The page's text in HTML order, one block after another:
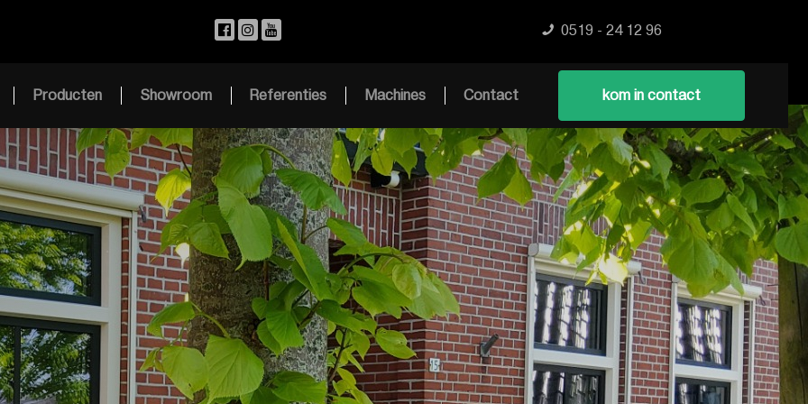
0519 - 24 12 96
Producten Showroom Referenties Machines Contact kom in contact